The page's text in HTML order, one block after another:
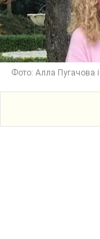
Фото: Алла Пугачова